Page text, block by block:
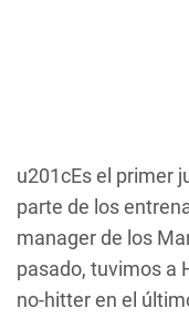
u201cEs el primer
parte de los
manager de los
pasado, tuvimos a
no-hitter en el